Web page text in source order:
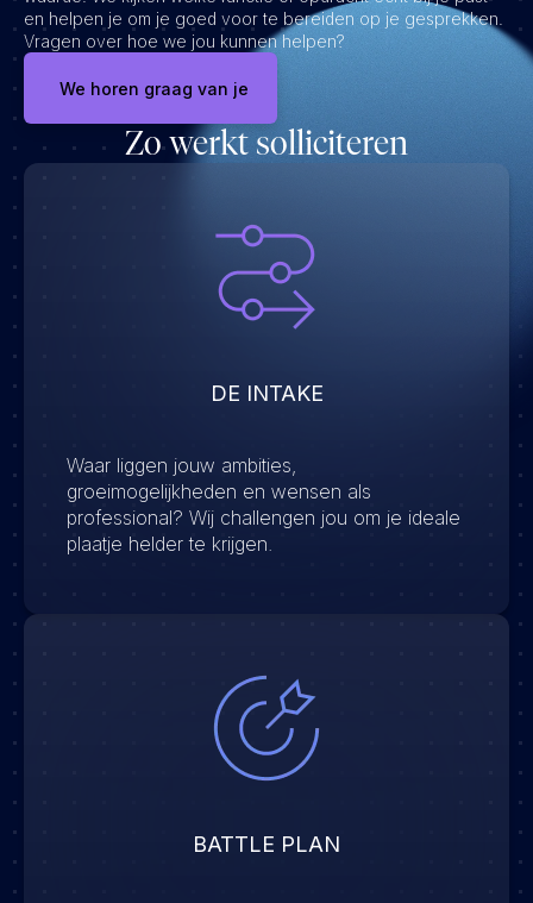
en helpen je om je goed voor te bereiden op je gesprekken.
Vragen over hoe we jou kunnen helpen?
We horen graag van je
Zo werkt solliciteren
DE INTAKE
Waar liggen jouw ambities,
groeimogelijkheden en wensen als
professional? Wij challengen jou om je ideale
plaatje helder te krijgen.
BATTLE PLAN